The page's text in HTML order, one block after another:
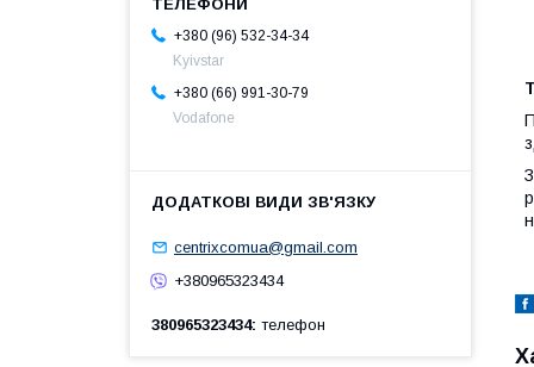
+380 (96) 532-34-34
Kyivstar
+380 (66) 991-30-79
Vodafone
centrixcomua@gmail.com
+380965323434
380965323434 телефон